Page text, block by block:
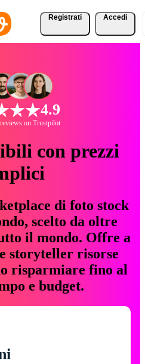
Registrati Accedi
4.9
on Trustpilot
con prezzi
di foto stock
scelto da oltre
il mondo. Offre a
storyteller risorse
risparmiare fino al
e budget.